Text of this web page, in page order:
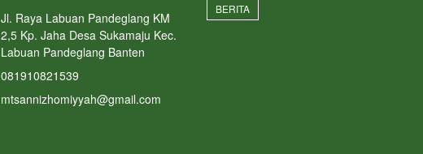
Jl. Raya Labuan Pandeglang KM
2,5 Kp. Jaha Desa Sukamaju Kec.
Labuan Pandeglang Banten
081910821539
mtsannizhomiyyah@gmail.com
BERITA